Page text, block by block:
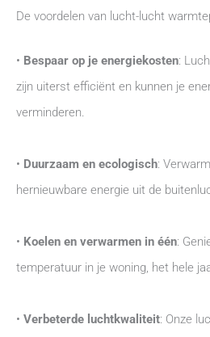
De voordelen van lucht-lucht
• Bespaar op je energiekosten:
zijn uiterst efficiënt en kunnen je
verminderen.
• Duurzaam en ecologisch:
hernieuwbare energie uit de
• Koelen en verwarmen in één:
temperatuur in je woning, het hele
• Verbeterde luchtkwaliteit: Onze